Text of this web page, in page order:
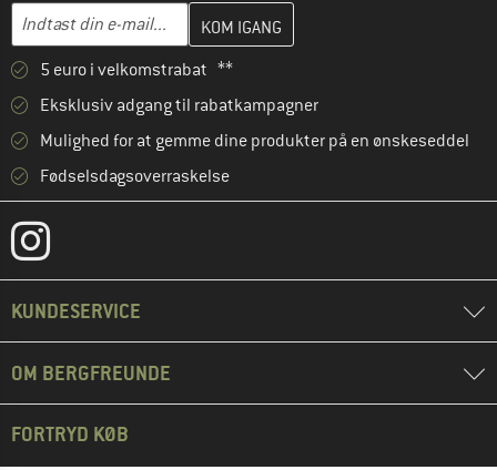
E-mail-adresse
Indtast din e-mailadresse her, og opret i næste trin din
5 euro i velkomstrabat **
Eksklusiv adgang til rabatkampagner
Mulighed for at gemme dine produkter på en ønskeseddel
Fødselsdagsoverraskelse
KUNDESERVICE
OM BERGFREUNDE
FORTRYD KØB